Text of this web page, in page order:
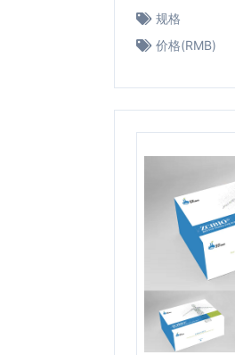
规格
价格(RMB)